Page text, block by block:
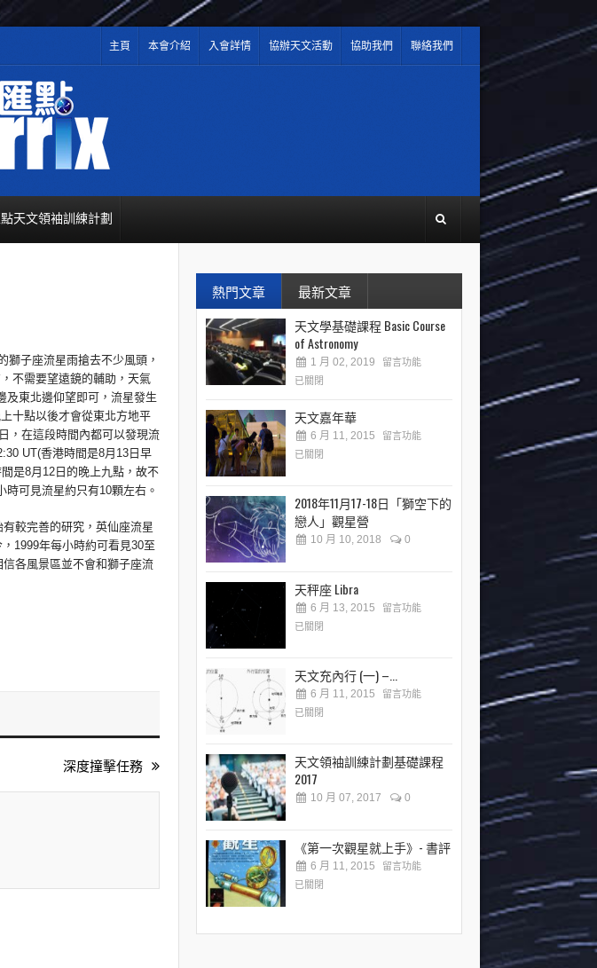
主頁 本會介紹 入會詳情 協辦天文活動 協助我們 聯絡我們
天文領袖訓練計劃
獅子座流星雨搶去不少風頭，
不需要望遠鏡的輔助，天氣
及東北邊仰望即可，流星發生
十點以後才會從東北方地平
，在這段時間內都可以發現流
UT(香港時間是8月13日早
是8月12日的晚上九點，故不
可見流星約只有10顆左右。
較完善的研究，英仙座流星
1999年每小時約可看見30至
各風景區並不會和獅子座流
深度撞擊任務
熱門文章 最新文章
天文學基礎課程 Basic Course
of Astronomy
1 月 02, 2019
留言功能
已關閉
天文嘉年華
6 月 11, 2015
留言功能
已關閉
2018年11月17-18日「獅空下的
戀人」觀星營
10 月 10, 2018 0
天秤座 Libra
6 月 13, 2015
留言功能
已關閉
天文充內行 (一) –...
6 月 11, 2015
留言功能
已關閉
天文領袖訓練計劃基礎課程
2017
10 月 07, 2017 0
《第一次觀星就上手》- 書評
6 月 11, 2015
留言功能
已關閉